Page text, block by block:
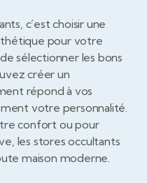
c’est choisir une
pour votre
sélectionner les bons
créer un
répond à vos
votre personnalité.
confort ou pour
les stores occultants
maison moderne.